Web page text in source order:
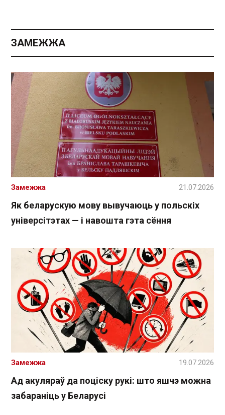
ЗАМЕЖЖА
Як беларускую мову вывучаюць у польскіх
універсітэтах — і навошта гэта сёння
Замежжа 21.07.2026
Ад акуляраў да поціску рукі: што яшчэ можна
забараніць у Беларусі
Замежжа 19.07.2026